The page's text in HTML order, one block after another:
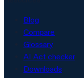
Blog
Compare
Glossary
AI Act checker
Downloads